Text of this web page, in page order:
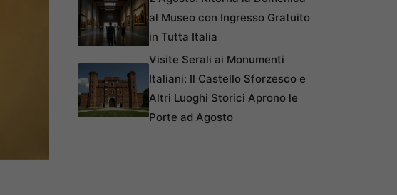
al Museo con Ingresso Gratuito
in Tutta Italia
Visite Serali ai Monumenti
Italiani: Il Castello Sforzesco e
Altri Luoghi Storici Aprono le
Porte ad Agosto